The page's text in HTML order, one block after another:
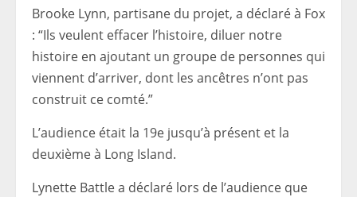
Brooke Lynn, partisane du projet, a déclaré à Fox
: “Ils veulent effacer l’histoire, diluer notre
histoire en ajoutant un groupe de personnes qui
viennent d’arriver, dont les ancêtres n’ont pas
construit ce comté.”
L’audience était la 19e jusqu’à présent et la
deuxième à Long Island.
Lynette Battle a déclaré lors de l’audience que